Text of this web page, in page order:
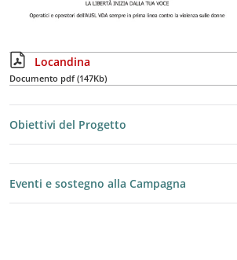
Locandina
Documento pdf (147Kb)
Obiettivi del Progetto
Eventi e sostegno alla Campagna